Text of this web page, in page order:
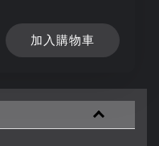
加入購物車